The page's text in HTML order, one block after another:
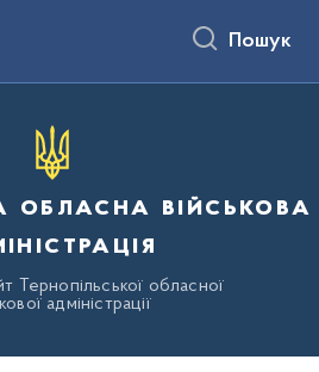
Пошук
обласна військова
Тернопільської обласної
адміністрації